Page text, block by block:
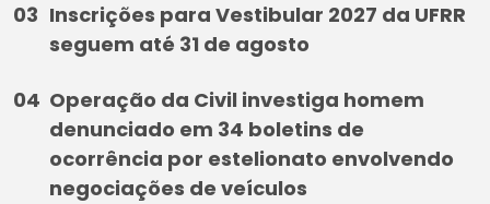
Inscrições para Vestibular 2027 da UFRR
seguem até 31 de agosto
Operação da Civil investiga homem
denunciado em 34 boletins de
ocorrência por estelionato envolvendo
negociações de veículos